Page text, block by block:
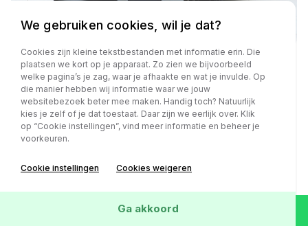
BMW 3 Serie
Touring 320i M Sport Pro Brooklyn Grey | M Pro
Stoelen | Panoramadak | Harman/Kardon | Carbon |
Camera | Memory | Sfeerlicht
Benzine
We gebruiken cookies, wil je dat?
Cookies zijn kleine tekstbestanden met informatie erin. Die
plaatsen we kort op je apparaat. Zo zien we bijvoorbeeld
welke pagina’s je zag, waar je afhaakte en wat je invulde. Op
die manier hebben wij informatie waar we jouw
websitebezoek beter mee maken. Handig toch? Natuurlijk
kies je zelf of je dat toestaat. Daar zijn we eerlijk over. Klik
op “Cookie instellingen”, vind meer informatie en beheer je
voorkeuren.
Cookie instellingen Cookies weigeren
Ga akkoord